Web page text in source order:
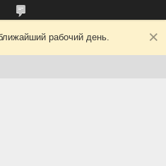
рабочий день.